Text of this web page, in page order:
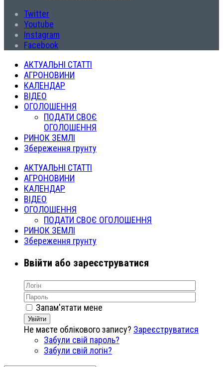
Twitter
Youtube
Instagram
Facebook
АКТУАЛЬНІ СТАТТІ
АГРОНОВИНИ
КАЛЕНДАР
ВІДЕО
ОГОЛОШЕННЯ
ПОДАТИ СВОЄ
ОГОЛОШЕННЯ
РИНОК ЗЕМЛІ
Збереження грунту
АКТУАЛЬНІ СТАТТІ
АГРОНОВИНИ
КАЛЕНДАР
ВІДЕО
ОГОЛОШЕННЯ
ПОДАТИ СВОЄ ОГОЛОШЕННЯ
РИНОК ЗЕМЛІ
Збереження грунту
Ввійти або зареєструватися
Запам'ятати мене
Увійти
Не маєте облікового запису? Зареєструватися
Забули свій пароль?
Забули свій логін?